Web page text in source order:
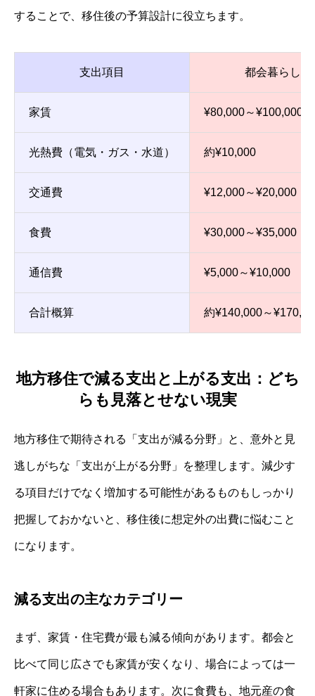
することで、移住後の予算設計に役立ちます。
支出項目 都会暮らし（
家賃 ¥80,000～¥100,000
光熱費（電気・ガス・水道） 約¥10,000
交通費 ¥12,000～¥20,000（
食費 ¥30,000～¥35,000
通信費 ¥5,000～¥10,000
合計概算 約¥140,000～
地方移住で減る支出と上がる支出：どち
らも見落とせない現実
地方移住で期待される「支出が減る分野」と、意外と見
逃しがちな「支出が上がる分野」を整理します。減少す
る項目だけでなく増加する可能性があるものもしっかり
把握しておかないと、移住後に想定外の出費に悩むこと
になります。
減る支出の主なカテゴリー
まず、家賃・住宅費が最も減る傾向があります。都会と
比べて同じ広さでも家賃が安くなり、場合によっては一
軒家に住める場合もあります。次に食費も、地元産の食